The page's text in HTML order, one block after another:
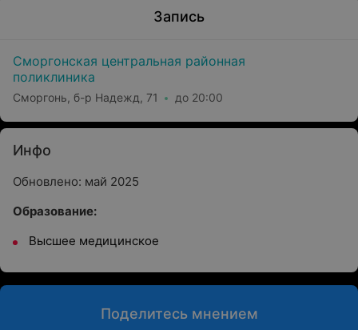
Запись
Сморгонская центральная районная
поликлиника
Сморгонь, б-р Надежд, 71 до 20:00
Инфо
Обновлено: май 2025
Образование:
Высшее медицинское
Поделитесь мнением